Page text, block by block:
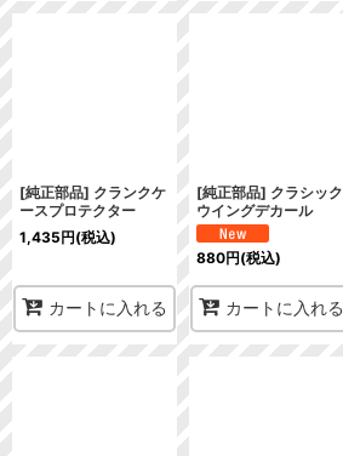
[純正部品] クランクケ
ースプロテクター
1,435円(税込)
カートに入れる
[純正部品] クラシック
ウイングデカール
880円(税込)
カートに入れる